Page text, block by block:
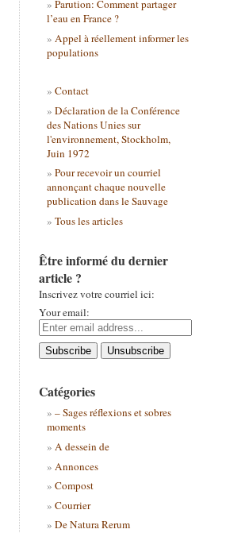
Parution: Comment partager
l’eau en France ?
Appel à réellement informer les
populations
Contact
Déclaration de la Conférence
des Nations Unies sur
l'environnement, Stockholm,
Juin 1972
Pour recevoir un courriel
annonçant chaque nouvelle
publication dans le Sauvage
Tous les articles
Être informé du dernier
article ?
Inscrivez votre courriel ici:
Your email:
Catégories
– Sages réflexions et sobres
moments
A dessein de
Annonces
Compost
Courrier
De Natura Rerum